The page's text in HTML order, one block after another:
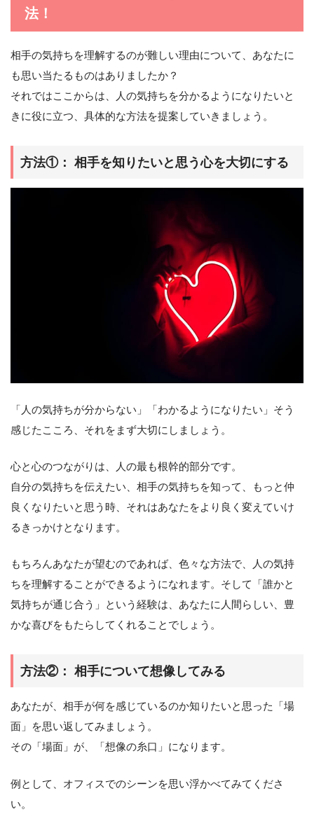
法！
相手の気持ちを理解するのが難しい理由について、あなたに
も思い当たるものはありましたか？
それではここからは、人の気持ちを分かるようになりたいと
きに役に立つ、具体的な方法を提案していきましょう。
方法①： 相手を知りたいと思う心を大切にする
「人の気持ちが分からない」「わかるようになりたい」そう
感じたこころ、それをまず大切にしましょう。
心と心のつながりは、人の最も根幹的部分です。
自分の気持ちを伝えたい、相手の気持ちを知って、もっと仲
良くなりたいと思う時、それはあなたをより良く変えていけ
るきっかけとなります。
もちろんあなたが望むのであれば、色々な方法で、人の気持
ちを理解することができるようになれます。そして「誰かと
気持ちが通じ合う」という経験は、あなたに人間らしい、豊
かな喜びをもたらしてくれることでしょう。
方法②： 相手について想像してみる
あなたが、相手が何を感じているのか知りたいと思った「場
面」を思い返してみましょう。
その「場面」が、「想像の糸口」になります。
例として、オフィスでのシーンを思い浮かべてみてくださ
い。